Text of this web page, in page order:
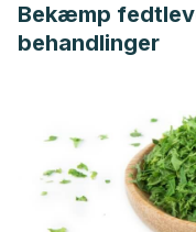
Bekæmp
behandlinger